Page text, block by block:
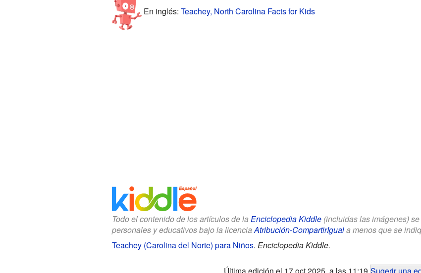
En inglés: Teachey, North Carolina Facts for Kids
Todo el contenido de los artículos de la Enciclopedia Kiddle(incluidas las imágenes)
personales y educativos bajo la licencia Atribución-CompartirIguala menos que se
Teachey (Carolina del Norte) para Niños. Enciclopedia Kiddle.
Última edición el 17 oct 2025, a las 11:19 Sugerir una